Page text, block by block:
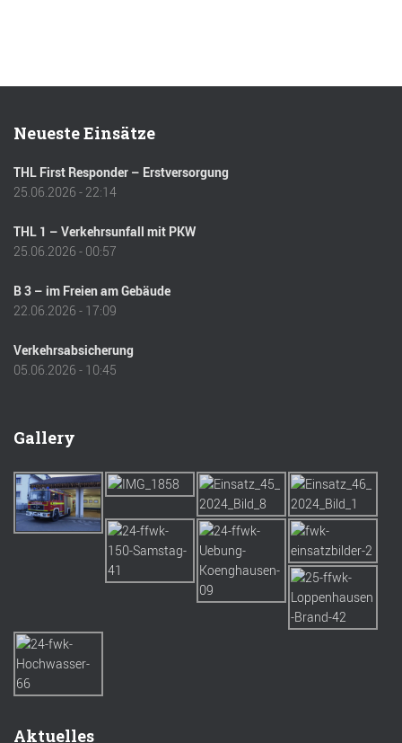
Neueste Einsätze
THL First Responder – Erstversorgung
25.06.2026 - 22:14
THL 1 – Verkehrsunfall mit PKW
25.06.2026 - 00:57
B 3 – im Freien am Gebäude
22.06.2026 - 17:09
Verkehrsabsicherung
05.06.2026 - 10:45
Gallery
Aktuelles